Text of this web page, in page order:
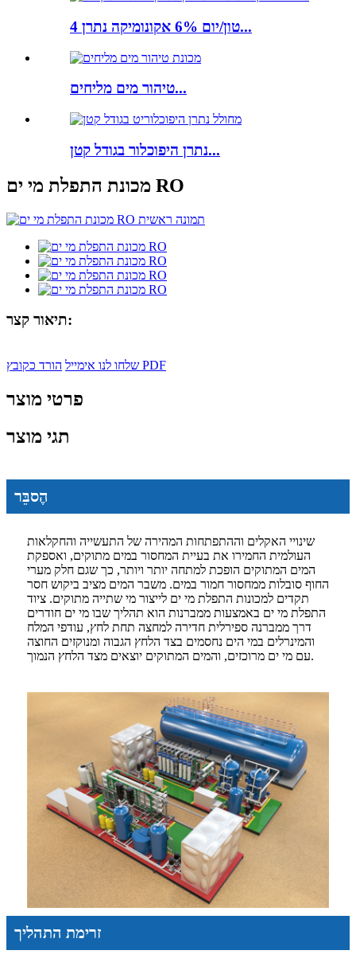
4 טון/יום 6% אקונומיקה נתרן...
טיהור מים מליחים...
נתרן היפוכלור בגודל קטן...
מכונת התפלת מי ים RO
תיאור קצר:
שלחו לנו אימייל הורד כקובץ PDF
פרטי מוצר
תגי מוצר
הֶסבֵּר
שינויי האקלים וההתפתחות המהירה של התעשייה והחקלאות
העולמית החמירו את בעיית המחסור במים מתוקים, ואספקת
המים המתוקים הופכת למתחה יותר ויותר, כך שגם חלק מערי
החוף סובלות ממחסור חמור במים. משבר המים מציב ביקוש חסר
תקדים למכונות התפלת מי ים לייצור מי שתייה מתוקים. ציוד
התפלת מי ים באמצעות ממברנות הוא תהליך שבו מי ים חודרים
דרך ממברנה ספירלית חדירה למחצה תחת לחץ, עודפי המלח
והמינרלים במי הים נחסמים בצד הלחץ הגבוה ומנוקזים החוצה
עם מי ים מרוכזים, והמים המתוקים יוצאים מצד הלחץ הנמוך.
זרימת התהליך